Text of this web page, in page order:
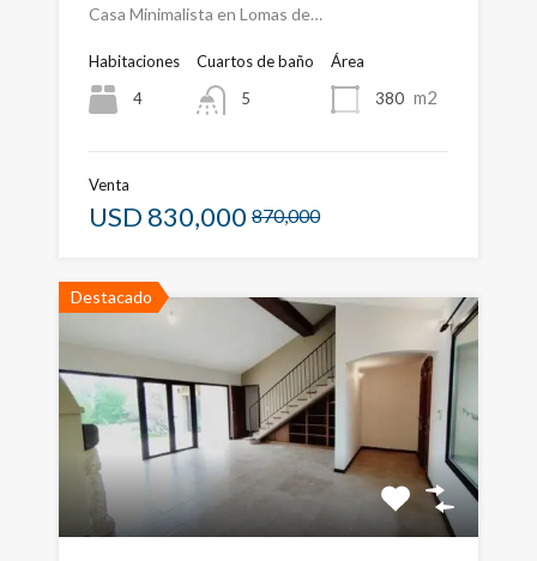
Casa Minimalista en Lomas de…
Habitaciones
4
Cuartos de baño
5
Área
380 m2
Venta
USD 830,000 870,000
Destacado